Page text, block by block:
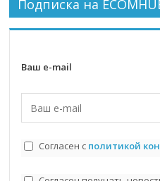
Подписка на
Ваш e-mail
Согласен с политикой